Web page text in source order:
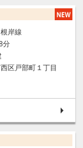
岸線
分
区戸部町１丁目